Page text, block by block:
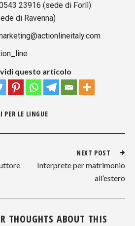
23916 (sede di Forlì)
di Ravenna)
questo articolo
PER LE LINGUE
NEXT POST
Interprete per matrimonio
all’estero
THOUGHTS ABOUT THIS